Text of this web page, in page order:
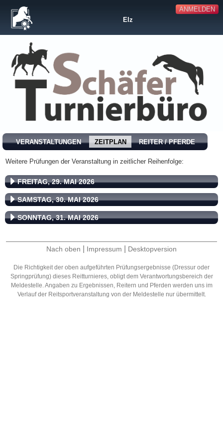
ANMELDEN
Elz
VERANSTALTUNGEN ZEITPLAN REITER / PFERDE
Weitere Prüfungen der Veranstaltung in zeitlicher Reihenfolge:
FREITAG, 29. MAI 2026
SAMSTAG, 30. MAI 2026
SONNTAG, 31. MAI 2026
Nach oben Impressum Desktopversion
Die Richtigkeit der oben aufgeführten Prüfungsergebnisse (Dressur oder
Springprüfung) dieses Reitturnieres, obligt dem Verantwortungsbereich der
Meldestelle. Angaben zu Ergebnissen, Reitern und Pferden werden uns im
Verlauf der Reitsportveranstaltung von der Meldestelle nur übermittelt.